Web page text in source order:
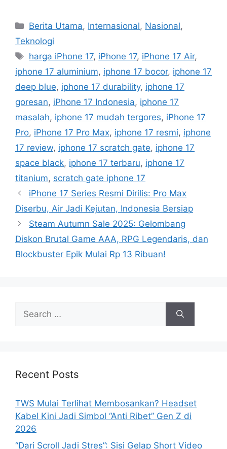
Categories
Berita Utama, Internasional, Nasional,
Teknologi
Tags
harga iPhone 17, iPhone 17, iPhone 17 Air,
iphone 17 aluminium, iphone 17 bocor, iphone 17
deep blue, iphone 17 durability, iphone 17
goresan, iPhone 17 Indonesia, iphone 17
masalah, iphone 17 mudah tergores, iPhone 17
Pro, iPhone 17 Pro Max, iphone 17 resmi, iphone
17 review, iphone 17 scratch gate, iphone 17
space black, iphone 17 terbaru, iphone 17
titanium, scratch gate iphone 17
iPhone 17 Series Resmi Dirilis: Pro Max
Diserbu, Air Jadi Kejutan, Indonesia Bersiap
Steam Autumn Sale 2025: Gelombang
Diskon Brutal Game AAA, RPG Legendaris, dan
Blockbuster Epik Mulai Rp 13 Ribuan!
for:
Recent Posts
TWS Mulai Terlihat Membosankan? Headset
Kabel Kini Jadi Simbol “Anti Ribet” Gen Z di
2026
“Dari Scroll Jadi Stres”: Sisi Gelap Short Video